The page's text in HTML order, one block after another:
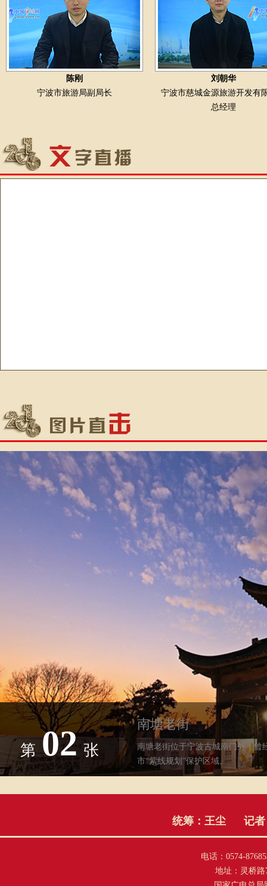
陈刚
宁波市旅游局副局长
刘朝华
宁波市慈城金源旅游开发有
总经理
第 02 张
南塘老街
南塘老街位于宁波古城南门外，曾
市“紫线规划”保护区域。
统筹：王尘 记
电话：0574-
地址：灵桥